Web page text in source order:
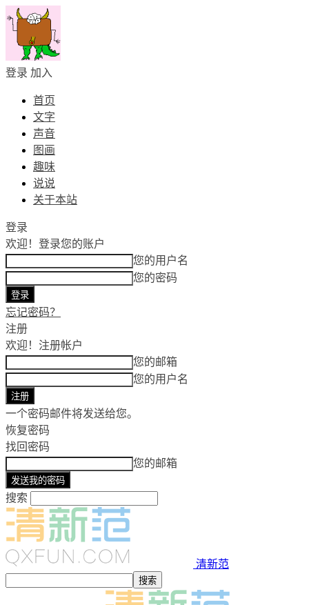
登录 加入
首页
文字
声音
图画
趣味
说说
关于本站
登录
欢迎！ 登录您的账户
您的用户名
您的密码
忘记密码？
注册
欢迎！ 注册帐户
您的邮箱
您的用户名
一个密码邮件将发送给您。
恢复密码
找回密码
您的邮箱
搜索
清新范